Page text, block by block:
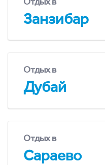
Занзибар
Отдых в
Дубай
Отдых в
Сараево